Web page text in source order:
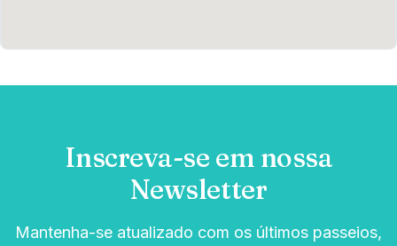
Inscreva-se em nossa
Newsletter
Mantenha-se atualizado com os últimos passeios,